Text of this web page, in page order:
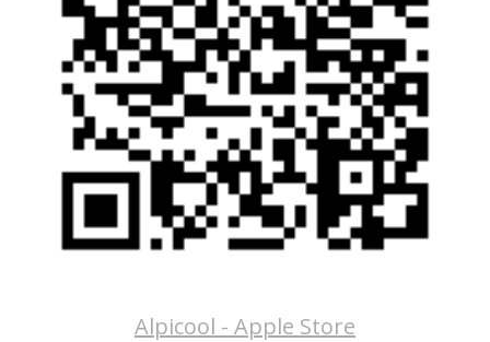
Alpicool - Apple Store